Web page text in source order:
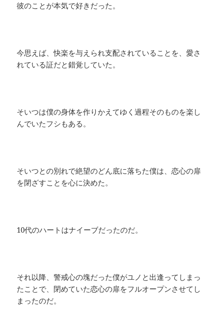
彼のことが本気で好きだった。
今思えば、快楽を与えられ支配されていることを、愛さ
れている証だと錯覚していた。
そいつは僕の身体を作りかえてゆく過程そのものを楽し
んでいたフシもある。
そいつとの別れで絶望のどん底に落ちた僕は、恋心の扉
を閉ざすことを心に決めた。
10代のハートはナイーブだったのだ。
それ以降、警戒心の塊だった僕がユノと出逢ってしまっ
たことで、閉めていた恋心の扉をフルオープンさせてし
まったのだ。